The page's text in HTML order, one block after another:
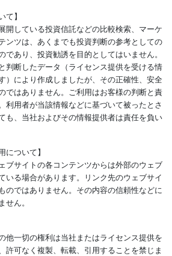
て】
開している投資信託などの比較検索、マーケ
ンツは、あくまでも投資判断の参考としての
であり、投資勧誘を目的としてはいません。
判断したデータ（ライセンス提供を受ける情
）により作成しましたが、その正確性、安全
ではありません。ご利用はお客様の判断と責
利用者が当該情報などに基づいて被ったとさ
も、当社およびその情報提供者は責任を負い
について】
ブサイトの各コンテンツからは外部のウェブ
いる場合があります。リンク先のウェブサイ
のではありません。その内容の信頼性などに
ん。
他一切の権利は当社またはライセンス提供を
許可なく複製、転載、引用することを禁じま